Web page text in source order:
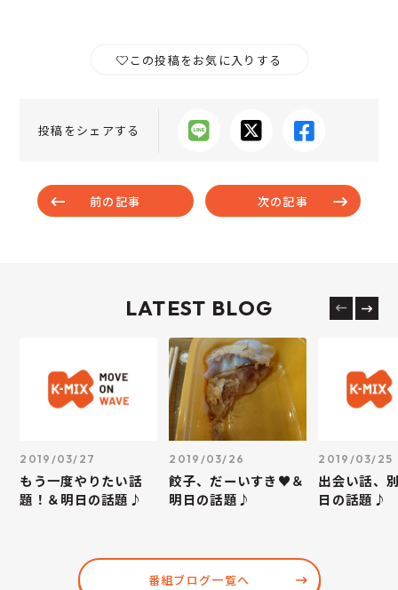
この投稿をお気に入りする
投稿をシェアする
前の記事 次の記事
LATEST BLOG
2019/03/27
もう一度やりたい話
題！＆明日の話題♪
2019/03/26
餃子、だーいすき♥＆
明日の話題♪
2019/03/25
出会い話、
日の話題♪
番組ブログ一覧へ